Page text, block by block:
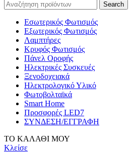
Search
Εσωτερικός Φωτισμός
Εξωτερικός Φωτισμός
Λαμπτήρες
Κρυφός Φωτισμός
Πάνελ Οροφής
Ηλεκτρικές Συσκευές
Ξενοδοχειακά
Ηλεκτρολογικό Υλικό
Φωτοβολταϊκά
Smart Home
Προσφορές LED7
ΣΥΝΔΕΣΗ/ΕΓΓΡΑΦΗ
ΤΟ ΚΑΛΑΘΙ ΜΟΥ
Κλείσε